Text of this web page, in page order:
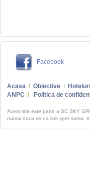
Facebook
Acasa Obiective Hoteluri
ANPC
Politica de
Acest site este parte a SC SKY
numai daca se da link spre sursa.